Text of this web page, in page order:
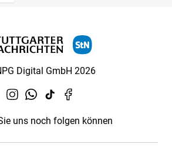
Digital GmbH 2026
uns noch folgen können